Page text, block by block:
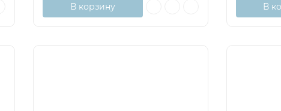
В корзину В